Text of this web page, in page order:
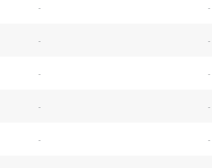
- -
- -
- -
- -
- -